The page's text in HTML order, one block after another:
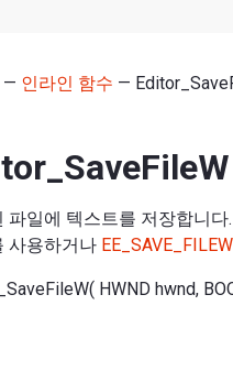
— 인라인 함수 —
파일에 텍스트를 저장합니
사용하거나 EE_SAVE_FILEW
HWND hwnd,